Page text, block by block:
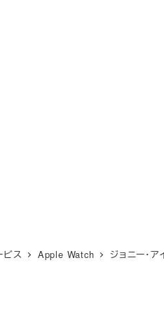
ス Apple Watch ジョニー・